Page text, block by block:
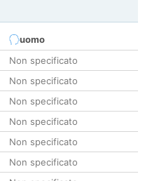
uomo
Non specificato
Non specificato
Non specificato
Non specificato
Non specificato
Non specificato